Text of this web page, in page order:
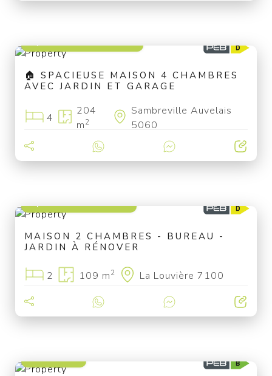
🏠 SPACIEUSE MAISON 4 CHAMBRES
AVEC JARDIN ET GARAGE
4
204
m2
Sambreville Auvelais
5060
MAISON 2 CHAMBRES - BUREAU -
JARDIN À RÉNOVER
2 109 m2 La Louvière 7100